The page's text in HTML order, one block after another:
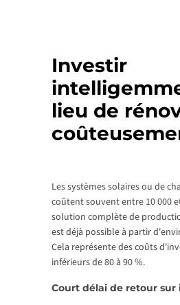
Investir
lieu de
Les systèmes solaires ou de
coûtent souvent entre 10 000
solution complète de
est déjà possible à partir
Cela représente des coûts
inférieurs de 80 à 90 %.
Court délai de retour sur